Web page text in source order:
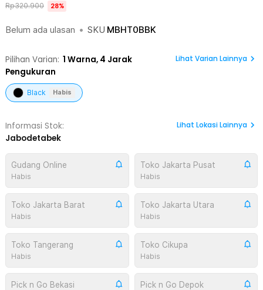
Belum ada ulasan • SKU MBHT0BBK
Rp320.900 28%
Pilihan Varian: 1 Warna, 4 Jarak
Pengukuran
Lihat Varian Lainnya
Black Habis
Informasi Stok:
Jabodetabek
Lihat Lokasi Lainnya
Gudang Online
Habis
Toko Jakarta Pusat
Habis
Toko Jakarta Barat
Habis
Toko Jakarta Utara
Habis
Toko Tangerang
Habis
Toko Cikupa
Habis
Pick n Go Bekasi Pick n Go Depok